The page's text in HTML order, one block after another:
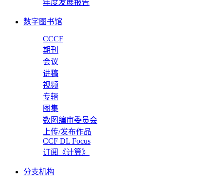
年度发展报告
数字图书馆
CCCF
期刊
会议
讲稿
视频
专辑
图集
数图编审委员会
上传/发布作品
CCF DL Focus
订阅《计算》
分支机构